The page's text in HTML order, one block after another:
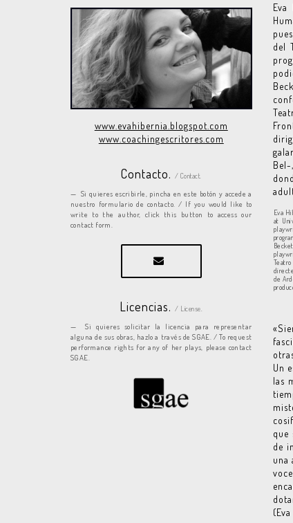
www.evahibernia.blogspot.com
www.coachingescritores.com
Contacto. / Contact.
Si quieres escribirle, pincha en este botón y accede a
nuestro formulario de contacto. / If you would like to
write to the author, click this button to access our
contact form.
Licencias./ License.
Si quieres solicitar la licencia para representar
alguna de sus obras, hazlo a través de SGAE. / To request
performance rights for any of her plays, please contact
SGAE.
del
Eva
at
de
Un
las
que
de
una